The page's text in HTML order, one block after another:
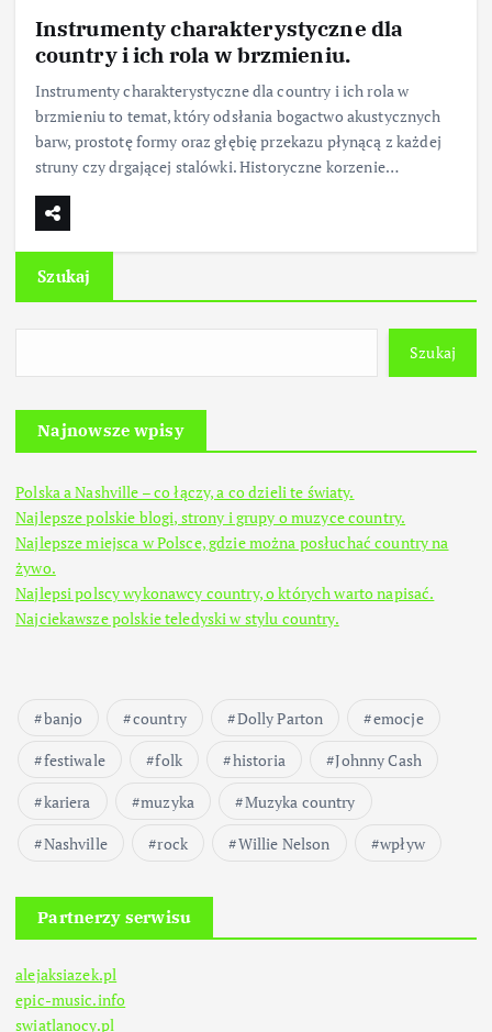
Instrumenty charakterystyczne dla
country i ich rola w brzmieniu.
Instrumenty charakterystyczne dla country i ich rola w
brzmieniu to temat, który odsłania bogactwo akustycznych
barw, prostotę formy oraz głębię przekazu płynącą z każdej
struny czy drgającej stalówki. Historyczne korzenie…
Szukaj
Szukaj
Najnowsze wpisy
Polska a Nashville – co łączy, a co dzieli te światy.
Najlepsze polskie blogi, strony i grupy o muzyce country.
Najlepsze miejsca w Polsce, gdzie można posłuchać country na
żywo.
Najlepsi polscy wykonawcy country, o których warto napisać.
Najciekawsze polskie teledyski w stylu country.
banjo country Dolly Parton
emocje
festiwale
folk historia
Johnny Cash
kariera
muzyka
Muzyka country
Nashville
rock Willie Nelson wpływ
Partnerzy serwisu
alejaksiazek.pl
epic-music.info
swiatlanocy.pl